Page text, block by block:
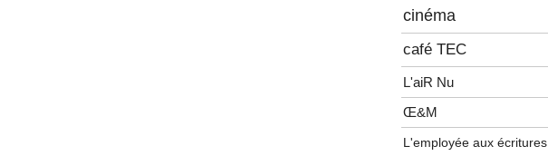
cinéma
café TEC
L'aiR Nu
Œ&M
L'employée aux écritures